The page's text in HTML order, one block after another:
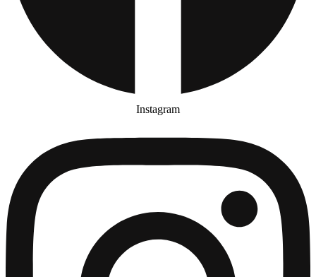
Instagram